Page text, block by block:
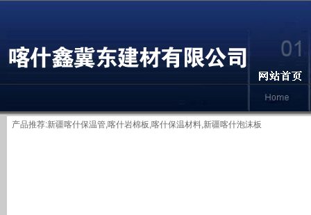
产品推荐:新疆喀什保温管,喀什岩棉板,喀什保温材料,新疆喀什泡沫板